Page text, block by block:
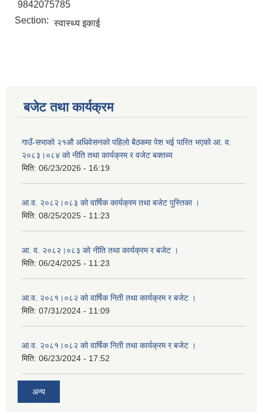
9842075785
Section: स्वास्थ्य इकाई
बजेट तथा कार्यक्रम
गाउँ-सभाको २१औ अधिवेसनको पहिलो बैठकमा पेश भई पारित भएको आ. व.
२०८३।०८४ को नीति तथा कार्यक्रम र वजेट बक्तब्य
मिति: 06/23/2026 - 16:19
आ.व. २०८२।०८३ को वार्षिक कार्यक्रम तथा बजेट पुस्तिका ।
मिति: 08/25/2025 - 11:23
आ. व. २०८२।०८३ को नीति तथा कार्यक्रम र बजेट ।
मिति: 06/24/2025 - 11:23
आ.व. २०८१।०८२ को वार्षिक निती तथा कार्यक्रम र बजेट ।
मिति: 07/31/2024 - 11:09
आ.व. २०८१।०८२ को वार्षिक निती तथा कार्यक्रम र बजेट ।
मिति: 06/23/2024 - 17:52
अन्य